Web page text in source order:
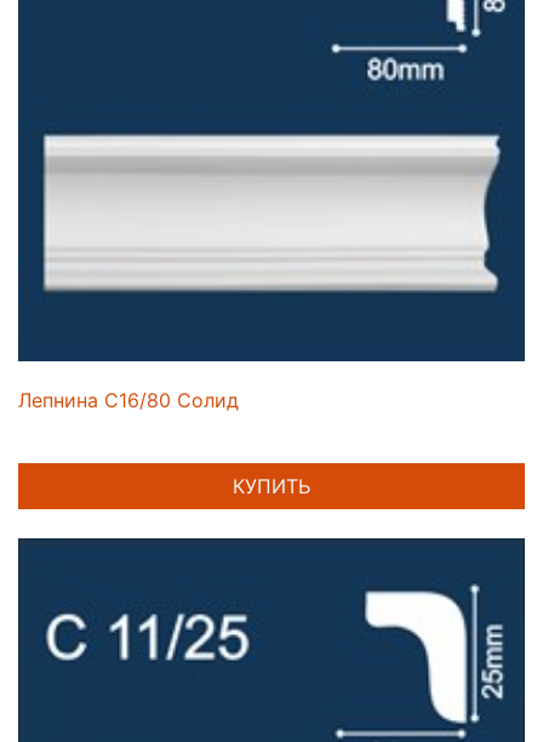
Лепнина C16/80 Солид
КУПИТЬ